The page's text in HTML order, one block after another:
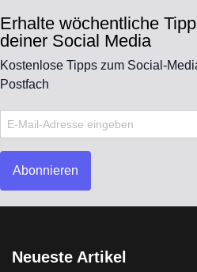
Erhalte wöchentliche
deiner Social Media
Kostenlose Tipps zum Social-
Postfach
Abonnieren
Neueste Artikel